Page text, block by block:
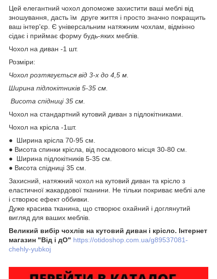
Цей елегантний чохол допоможе захистити ваші меблі від
зношування, дасть їм друге життя і просто значно покращить
ваш інтер'єр. Є універсальним натяжним чохлам, відмінно
сідає і приймає форму будь-яких меблів.
Чохол на диван -1 шт.
Розміри:
Чохол розтягується від 3-х до 4,5 м.
Ширина підлокітників 5-35 см.
Висота спідниці 35 см.
Чохол на стандартний кутовий диван з підлокітниками.
Чохол на крісла -1шт.
● Ширина крісла 70-95 см.
● Висота спинки крісла, від посадкового місця 30-80 см.
● Ширина підлокітників 5-35 см.
● Висота спідниці 35 см.
Захисний, натяжний чохол на кутовий диван та крісло з
еластичної жакардової тканини. Не тільки покриває меблі але
і створює ефект оббивки.
Дуже красива тканина, що створює охайний і доглянутий
вигляд для ваших меблів.
Великий вибір чохлів на кутовий диван і крісло. Інтернет
магазин "Від і дО" https://otidoshop.com.ua/g89537081-
chehly-yubkoj